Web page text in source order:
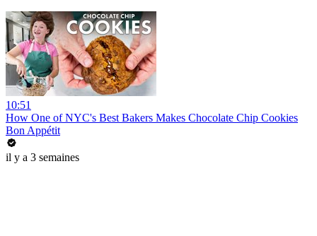
10:51
How One of NYC's Best Bakers Makes Chocolate Chip Cookies
Bon Appétit
il y a 3 semaines